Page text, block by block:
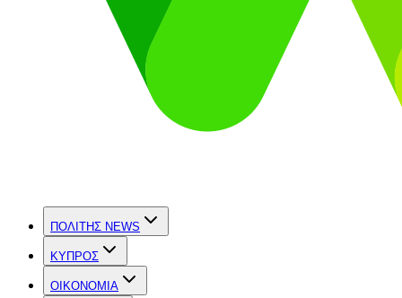
ΠΟΛΙΤΗΣ NEWS
ΚΥΠΡΟΣ
OIKONOMIA